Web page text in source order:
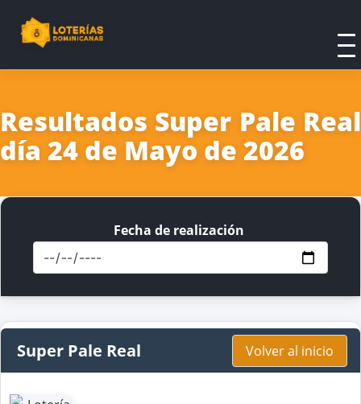
Resultados Super Pale Real
día 24 de Mayo de 2026
Fecha de realización
Super Pale Real Volver al inicio